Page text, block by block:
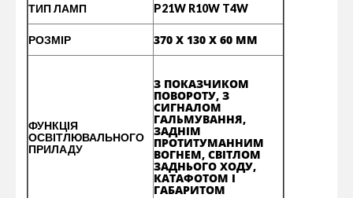
ТИП ЛАМП P21W R10W T4W
РОЗМІР 370 Х 130 Х 60 ММ
ФУНКЦІЯ
ОСВІТЛЮВАЛЬНОГО
ПРИЛАДУ
З ПОКАЗЧИКОМ
ПОВОРОТУ, З
СИГНАЛОМ
ГАЛЬМУВАННЯ,
ЗАДНІМ
ПРОТИТУМАННИМ
ВОГНЕМ, СВІТЛОМ
ЗАДНЬОГО ХОДУ,
КАТАФОТОМ І
ГАБАРИТОМ